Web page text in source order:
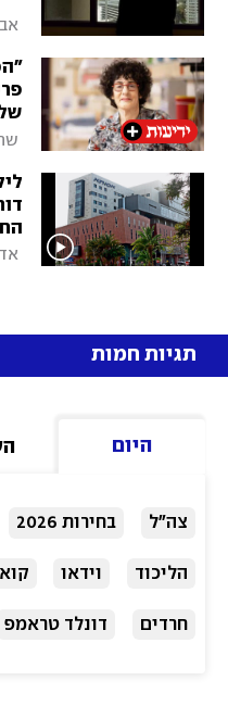
תגיות חמות
היום
צה"ל בחירות 2026
הליכוד וידאו
חרדים דונלד טראמפ